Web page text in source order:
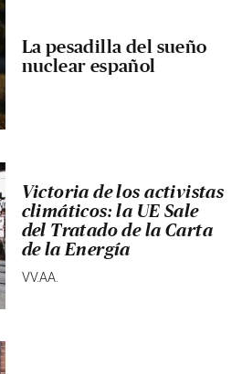
La pesadilla del sueño
nuclear español
Victoria de los activistas
climáticos: la UE Sale
del Tratado de la Carta
de la Energía
VV.AA.